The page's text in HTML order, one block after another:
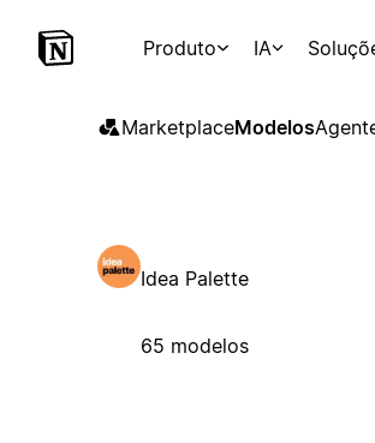
Produto IA
MarketplaceModelos
Idea Palette
65 modelos